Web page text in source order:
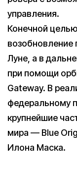
управления.
Конечной
возобновление
Луне, а в
при помощи
Gateway. В
федеральному
крупнейшие
мира — Blue
Илона Маска.